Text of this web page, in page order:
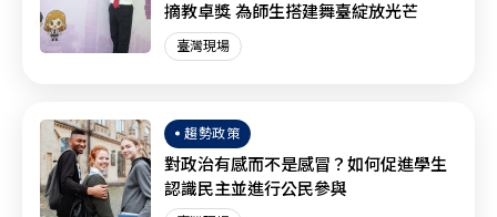
摘教卓獎 為師生搭建舞臺綻放光芒
臺灣現場
趨勢政策
對政治有感而不是感冒？如何促進學生
認識民主並進行公民參與